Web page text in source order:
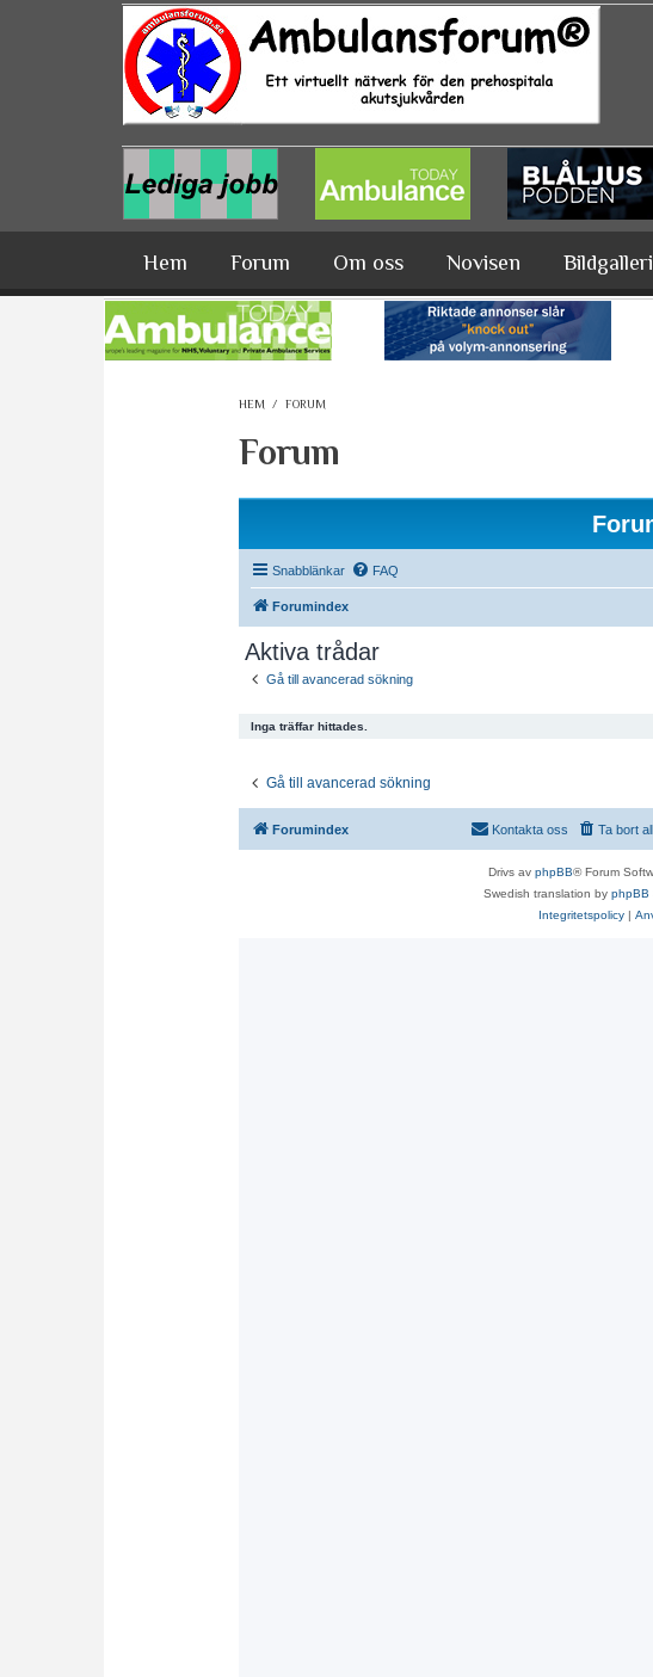
Hoppa till huvudinnehåll
Hem Forum Om oss Novisen Bildgalleri
HEM / FORUM
Forum